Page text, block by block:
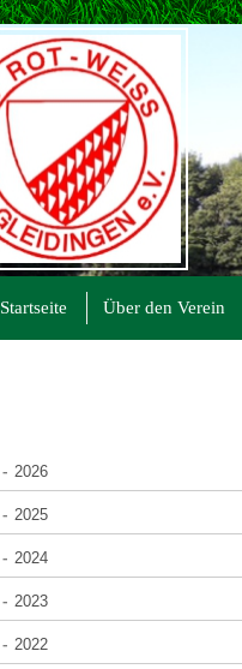
Startseite Über den Verein
2026
2025
2024
2023
2022